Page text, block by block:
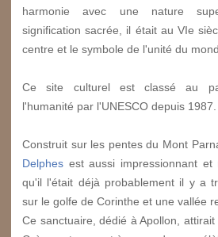
harmonie avec une nature
signification sacrée, il était au VIe
centre et le symbole de l'unité du
Ce site culturel est classé au
l'humanité par l'UNESCO depuis 1987.
Construit sur les pentes du Mont
Delphes est aussi impressionnant et
qu'il l'était déjà probablement il y a
sur le golfe de Corinthe et une vallée
Ce sanctuaire, dédié à Apollon,